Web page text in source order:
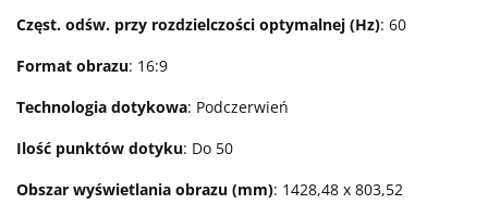
Częst. odśw. przy rozdzielczości optymalnej (Hz): 60
Format obrazu: 16:9
Technologia dotykowa: Podczerwień
Ilość punktów dotyku: Do 50
Obszar wyświetlania obrazu (mm): 1428,48 x 803,52